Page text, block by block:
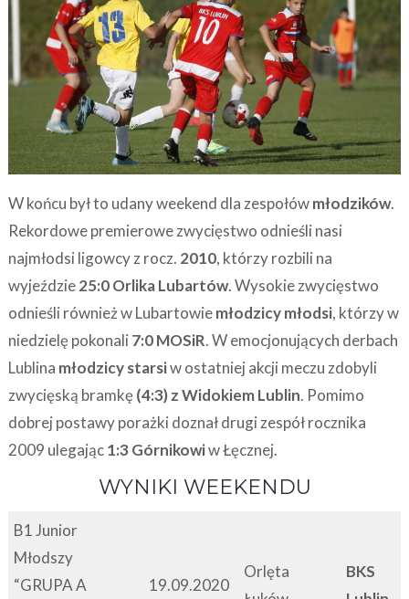
W końcu był to udany weekend dla zespołówmłodzików.
Rekordowe premierowe zwycięstwo odnieśli nasi
najmłodsi ligowcy z rocz. 2010, którzy rozbili na
wyjeździe25:0 Orlika Lubartów. Wysokie zwycięstwo
odnieśli również w Lubartowiemłodzicy młodsi, którzy w
niedzielę pokonali 7:0MOSiR. W emocjonujących derbach
Lublina młodzicy starsiw ostatniej akcji meczu zdobyli
zwycięską bramkę(4:3) z Widokiem Lublin. Pomimo
dobrej postawy porażki doznał drugi zespół rocznika
2009 ulegając1:3 Górnikowiw Łęcznej.
WYNIKI WEEKENDU
B1 Junior
Młodszy
“GRUPA A
19.09.2020
Orlęta
BKS